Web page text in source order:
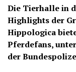
Die Tierhalle in
Highlights der
Hippologica
Pferdefans,
der